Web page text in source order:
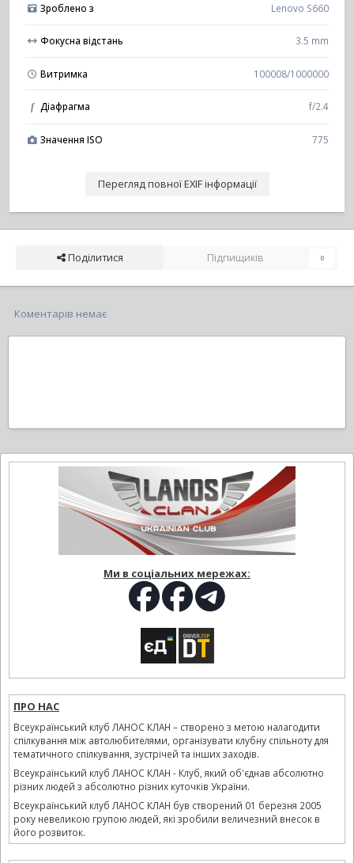
Зроблено з Lenovo S660
Фокусна відстань 3.5 mm
Витримка 100008/1000000
f Діафрагма f/2.4
Значення ISO 775
Перегляд повної EXIF інформації
Поділитися Підпищиків 0
Коментарів немає
Ми в соціальних мережах:
ПРО НАС
Всеукраїнський клуб ЛАНОС КЛАН – створено з метою налагодити
спілкування між автолюбителями, організувати клубну спільноту для
тематичного спілкування, зустрічей та інших заходів.
Всеукраїнський клуб ЛАНОС КЛАН - Клуб, який об'єднав абсолютно
різних людей з абсолютно різних куточків України.
Всеукраїнський клуб ЛАНОС КЛАН був створений 01 березня 2005
року невеликою групою людей, які зробили величезний внесок в
його розвиток.